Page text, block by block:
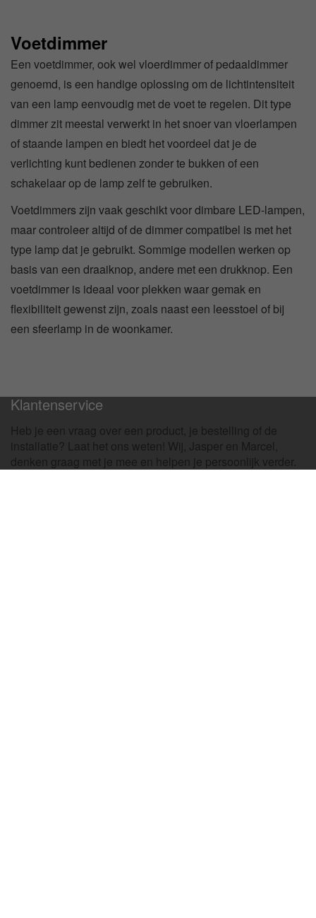
Voetdimmer
Een voetdimmer, ook wel vloerdimmer of pedaaldimmer
genoemd, is een handige oplossing om de lichtintensiteit
van een lamp eenvoudig met de voet te regelen. Dit type
dimmer zit meestal verwerkt in het snoer van vloerlampen
of staande lampen en biedt het voordeel dat je de
verlichting kunt bedienen zonder te bukken of een
schakelaar op de lamp zelf te gebruiken.
Voetdimmers zijn vaak geschikt voor dimbare LED-lampen,
maar controleer altijd of de dimmer compatibel is met het
type lamp dat je gebruikt. Sommige modellen werken op
basis van een draaiknop, andere met een drukknop. Een
voetdimmer is ideaal voor plekken waar gemak en
flexibiliteit gewenst zijn, zoals naast een leesstoel of bij
een sfeerlamp in de woonkamer.
Klantenservice
Heb je een vraag over een product, je bestelling of de
installatie? Laat het ons weten! Wij, Jasper en Marcel,
denken graag met je mee en helpen je persoonlijk verder.